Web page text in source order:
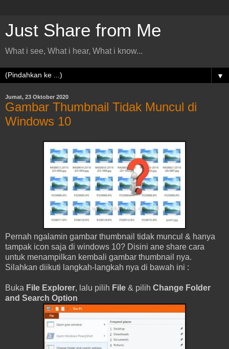
Just Share from Me
What i see, What i hear, What i know...
▼
Jumat, 23 Oktober 2020
Gambar Thumbnail Tidak Muncul di
Windows 10
Pernah ngalamin gambar thumbnail tidak muncul & hanya
tampak icon saja di windows 10? Disini ane share cara
untuk menampilkan kembali gambar thumbnail nya.
Silahkan diikuti langkah-langkah nya di bawah ini :
Buka File Explorer, lalu pilih File & pilih Change Folder
and Search Option